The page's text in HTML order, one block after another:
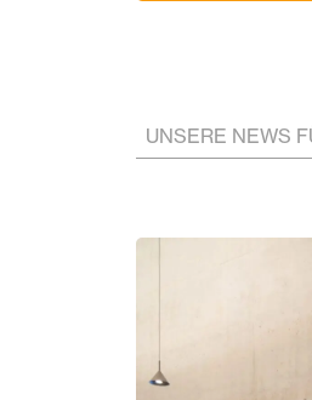
UNSERE NEWS